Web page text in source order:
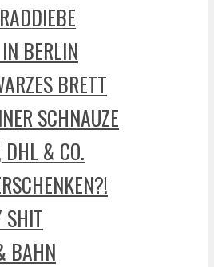
BERLIN
BRETT
SCHNAUZE
DHL & CO.
SHIT
BAHN